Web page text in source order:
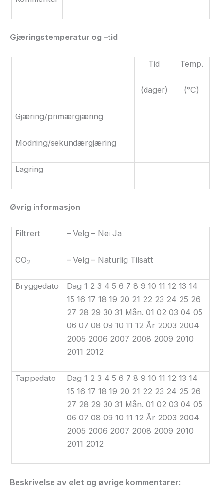
Gjæringstemperatur og –tid
Tid
(dager)
Temp.
(°C)
Gjæring/primærgjæring
Modning/sekundærgjæring
Lagring
Øvrig informasjon
Filtrert – Velg – Nei Ja
CO2 – Velg – Naturlig Tilsatt
Bryggedato
Dag 1 2 3 4 5 6 7 8 9 10 11 12 13 14
15 16 17 18 19 20 21 22 23 24 25 26
27 28 29 30 31 Mån. 01 02 03 04 05
06 07 08 09 10 11 12 År 2003 2004
2005 2006 2007 2008 2009 2010
2011 2012
Tappedato
Dag 1 2 3 4 5 6 7 8 9 10 11 12 13 14
15 16 17 18 19 20 21 22 23 24 25 26
27 28 29 30 31 Mån. 01 02 03 04 05
06 07 08 09 10 11 12 År 2003 2004
2005 2006 2007 2008 2009 2010
2011 2012
Beskrivelse av ølet og øvrige kommentarer: